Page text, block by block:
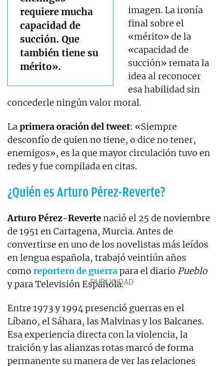
requiere mucha
capacidad de
succión. Que
también tiene su
mérito».
imagen. La ironía
final sobre el
«mérito» de la
«capacidad de
succión» remata la
idea al reconocer
esa habilidad sin
concederle ningún valor moral.
Laprimera oración del tweet: «Siempre
desconfío de quien no tiene, o dice no tener,
enemigos», es la que mayor circulación tuvo en
redes y fue compilada en citas.
¿Quién es Arturo Pérez-Reverte?
Arturo Pérez-Revertenació el 25 de noviembre
de 1951 en Cartagena, Murcia. Antes de
convertirse en uno de los novelistas más leídos
en lengua española, trabajó veintiún años
como reportero de guerrapara el diario Pueblo
y para Televisión Española.
Entre 1973 y 1994 presenció guerras en el
Líbano, el Sáhara, las Malvinas y los Balcanes.
Esa experiencia directa con la violencia, la
traición y las alianzas rotas marcó de forma
permanente su manera de ver las relaciones